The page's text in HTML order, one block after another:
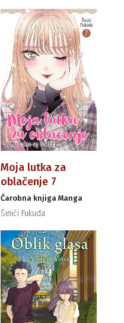
Moja lutka za
oblačenje 7
Čarobna knjiga Manga
Šinići Fukuda